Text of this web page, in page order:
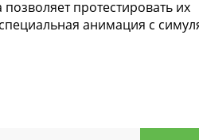
протестировать их
анимация с